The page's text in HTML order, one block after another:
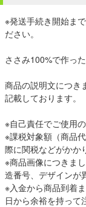
※発送手続き開始ま
ださい。
ささみ100%で作っ
商品の説明文につき
記載しております。
※自己責任でご使用
※課税対象額（商品
際に関税などがかか
※商品画像につきま
造番号、デザインが
※入金から商品到着
日から余裕を持って